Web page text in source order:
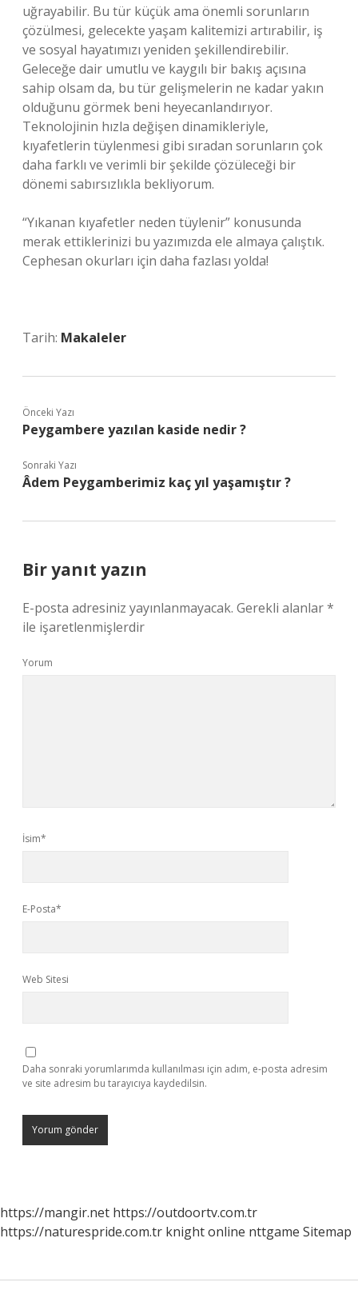
uğrayabilir. Bu tür küçük ama önemli sorunların
çözülmesi, gelecekte yaşam kalitemizi artırabilir, iş
ve sosyal hayatımızı yeniden şekillendirebilir.
Geleceğe dair umutlu ve kaygılı bir bakış açısına
sahip olsam da, bu tür gelişmelerin ne kadar yakın
olduğunu görmek beni heyecanlandırıyor.
Teknolojinin hızla değişen dinamikleriyle,
kıyafetlerin tüylenmesi gibi sıradan sorunların çok
daha farklı ve verimli bir şekilde çözüleceği bir
dönemi sabırsızlıkla bekliyorum.
“Yıkanan kıyafetler neden tüylenir” konusunda
merak ettiklerinizi bu yazımızda ele almaya çalıştık.
Cephesan okurları için daha fazlası yolda!
Tarih: Makaleler
Önceki Yazı
Peygambere yazılan kaside nedir ?
Sonraki Yazı
Âdem Peygamberimiz kaç yıl yaşamıştır ?
Bir yanıt yazın
E-posta adresiniz yayınlanmayacak. Gerekli alanlar*
ile işaretlenmişlerdir
Yorum
İsim*
E-Posta*
Web Sitesi
Daha sonraki yorumlarımda kullanılması için adım, e-posta adresim
ve site adresim bu tarayıcıya kaydedilsin.
https://mangir.net https://outdoortv.com.tr
https://naturespride.com.tr knight online nttgame Sitemap